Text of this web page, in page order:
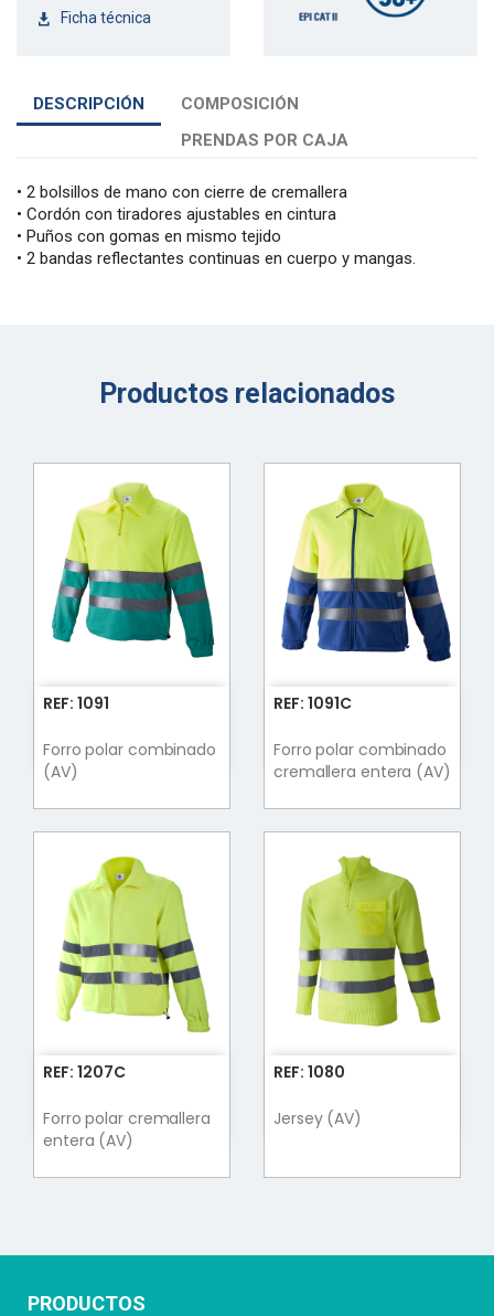
Ficha técnica
DESCRIPCIÓN
COMPOSICIÓN
PRENDAS POR CAJA
• 2 bolsillos de mano con cierre de cremallera
• Cordón con tiradores ajustables en cintura
• Puños con gomas en mismo tejido
• 2 bandas reflectantes continuas en cuerpo y mangas.
Productos relacionados
REF: 1091
Forro polar combinado
(AV)
REF: 1091C
Forro polar combinado
cremallera entera (AV)
REF: 1207C
Forro polar cremallera
entera (AV)
REF: 1080
Jersey (AV)
PRODUCTOS